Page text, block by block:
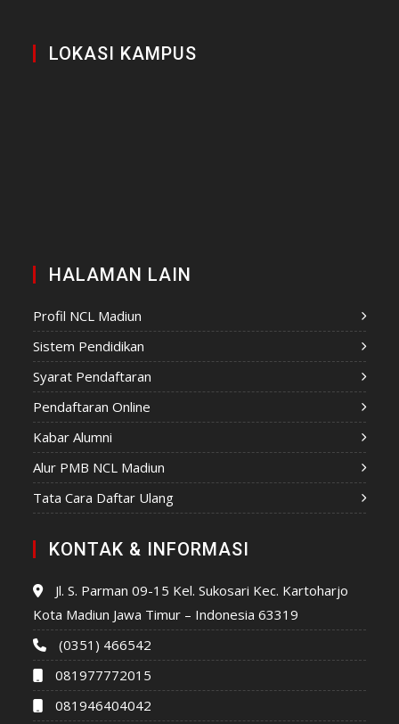
LOKASI KAMPUS
HALAMAN LAIN
Profil NCL Madiun
Sistem Pendidikan
Syarat Pendaftaran
Pendaftaran Online
Kabar Alumni
Alur PMB NCL Madiun
Tata Cara Daftar Ulang
KONTAK & INFORMASI
Jl. S. Parman 09-15 Kel. Sukosari Kec. Kartoharjo
Kota Madiun Jawa Timur – Indonesia 63319
(0351) 466542
081977772015
081946404042